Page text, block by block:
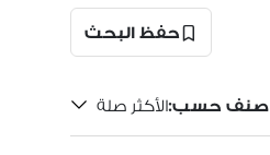
حفظ البحث
صنف حسب:الأكثر صلة